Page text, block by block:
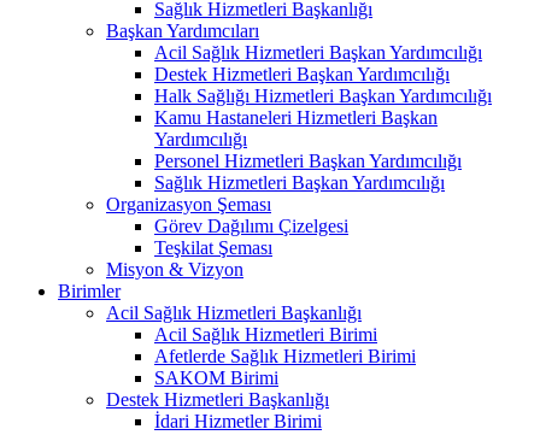
Sağlık Hizmetleri Başkanlığı
Başkan Yardımcıları
Acil Sağlık Hizmetleri Başkan Yardımcılığı
Destek Hizmetleri Başkan Yardımcılığı
Halk Sağlığı Hizmetleri Başkan Yardımcılığı
Kamu Hastaneleri Hizmetleri Başkan
Yardımcılığı
Personel Hizmetleri Başkan Yardımcılığı
Sağlık Hizmetleri Başkan Yardımcılığı
Organizasyon Şeması
Görev Dağılımı Çizelgesi
Teşkilat Şeması
Misyon & Vizyon
Birimler
Acil Sağlık Hizmetleri Başkanlığı
Acil Sağlık Hizmetleri Birimi
Afetlerde Sağlık Hizmetleri Birimi
SAKOM Birimi
Destek Hizmetleri Başkanlığı
İdari Hizmetler Birimi